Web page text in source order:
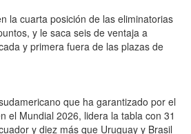
la cuarta posición de las eliminatorias
y le saca seis de ventaja a
y primera fuera de las plazas de
que ha garantizado por el
el Mundial 2026, lidera la tabla con 31
y diez más que Uruguay y Brasil